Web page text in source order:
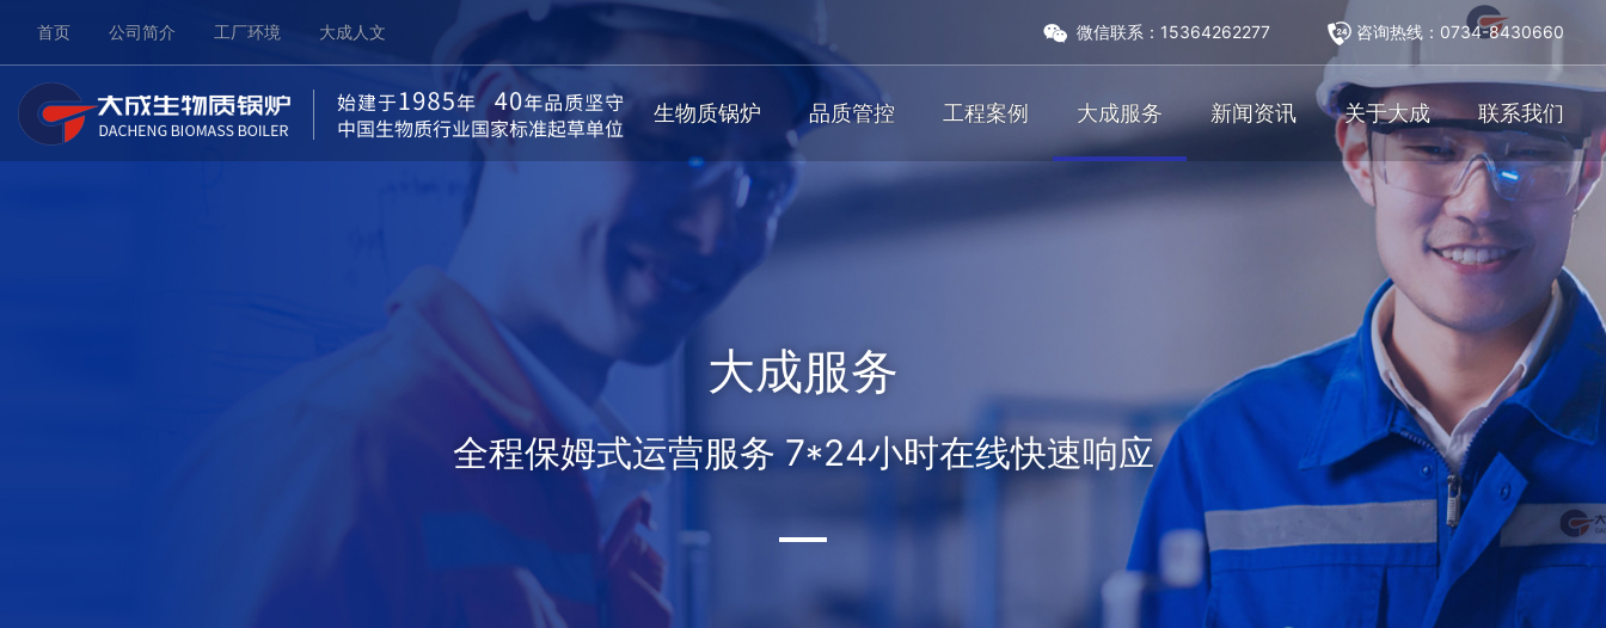
首页 公司简介 工厂环境 大成人文 微信联系：15364262277 咨询热线： 0734-8430660
生物质锅炉 品质管控 工程案例 大成服务 新闻资讯 关于大成 联系我们
大成服务
全程保姆式运营服务 7*24小时在线快速响应